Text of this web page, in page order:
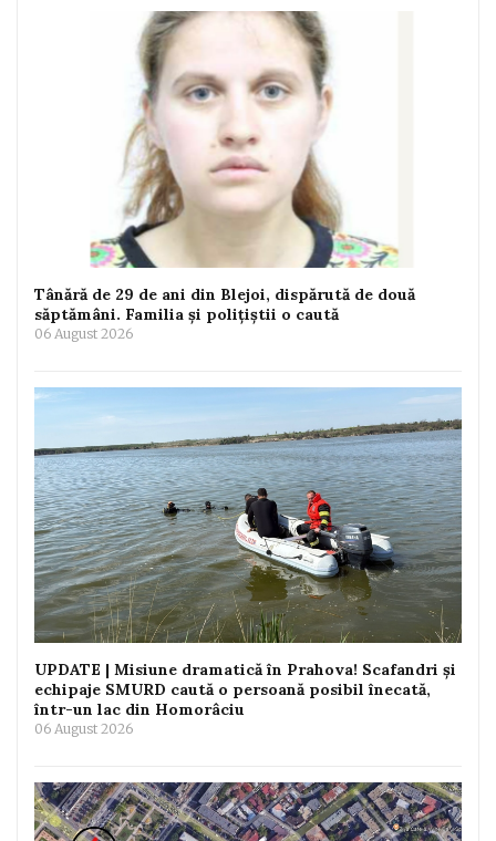
Tânără de 29 de ani din Blejoi, dispărută de două
săptămâni. Familia și polițiștii o caută
06 August 2026
UPDATE | Misiune dramatică în Prahova! Scafandri și
echipaje SMURD caută o persoană posibil înecată,
într-un lac din Homorâciu
06 August 2026